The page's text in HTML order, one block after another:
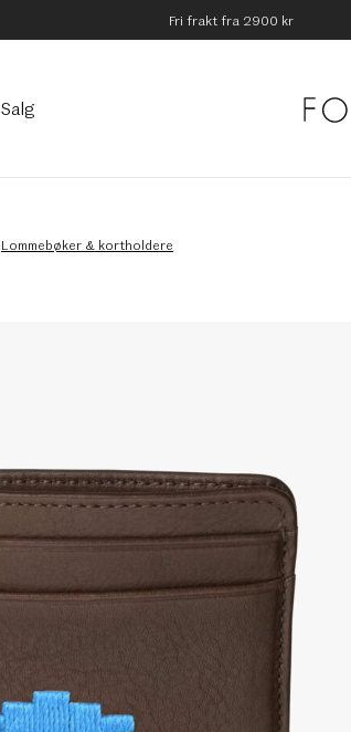
Fri frakt fra 2900 kr
Salg
Lommebøker & kortholdere